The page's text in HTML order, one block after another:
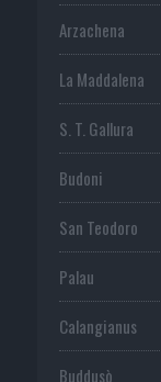
Arzachena
La Maddalena
S. T. Gallura
Budoni
San Teodoro
Palau
Calangianus
Buddusò